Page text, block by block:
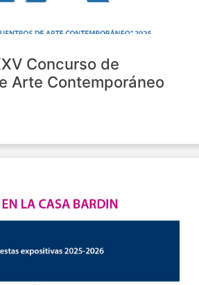
Concurso de
Arte Contemporáneo